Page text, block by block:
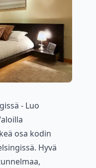
- Luo
osa kodin
Hyvä